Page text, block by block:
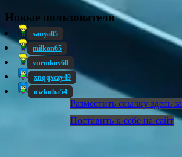
Новые пользователи
sanya05
milkon65
vnemkov60
xnqqxczy49
uwkuba54
Разместить ссылку здесь за
Поставить к себе на сайт